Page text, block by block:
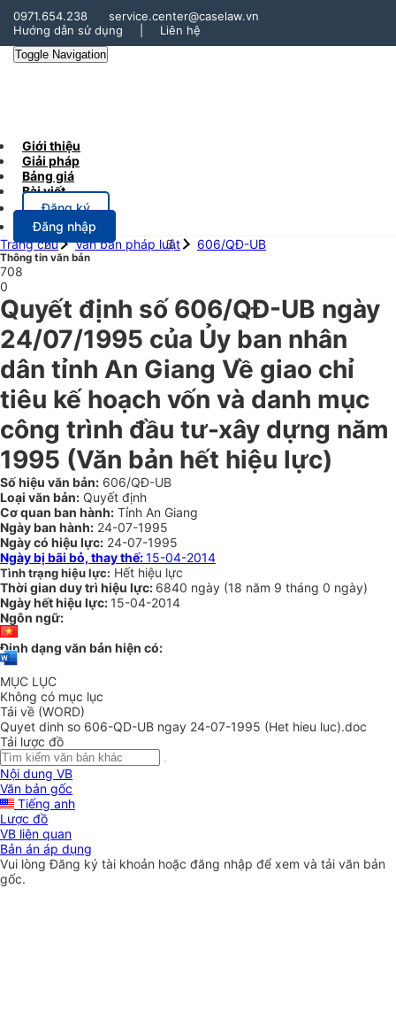
0971.654.238
service.center@caselaw.vn
Hướng dẫn sử dụng
Liên hệ
Toggle Navigation
Giới thiệu
Giải pháp
Bảng giá
Bài viết
Đăng ký
Đăng nhập
Trang chủ
Văn bản pháp luật 606/QĐ-UB
Thông tin văn bản
708
0
Quyết định số 606/QĐ-UB ngày
24/07/1995 của Ủy ban nhân
dân tỉnh An Giang Về giao chỉ
tiêu kế hoạch vốn và danh mục
công trình đầu tư-xây dựng năm
1995 (Văn bản hết hiệu lực)
Số hiệu văn bản: 606/QĐ-UB
Loại văn bản: Quyết định
Cơ quan ban hành: Tỉnh An Giang
Ngày ban hành: 24-07-1995
Ngày có hiệu lực: 24-07-1995
Ngày bị bãi bỏ, thay thế:15-04-2014
Tình trạng hiệu lực: Hết hiệu lực
Thời gian duy trì hiệu lực: 6840 ngày (18 năm 9 tháng 0 ngày)
Ngày hết hiệu lực: 15-04-2014
Ngôn ngữ:
Định dạng văn bản hiện có:
MỤC LỤC
Không có mục lục
Tải về (WORD)
Quyet dinh so 606-QD-UB ngay 24-07-1995 (Het hieu luc).doc
Tải lược đồ
Nội dung VB
Văn bản gốc
Tiếng anh
Lược đồ
VB liên quan
Bản án áp dụng
Vui lòngĐăng ký tài khoản hoặc đăng nhập để xem và tải văn bản
gốc.